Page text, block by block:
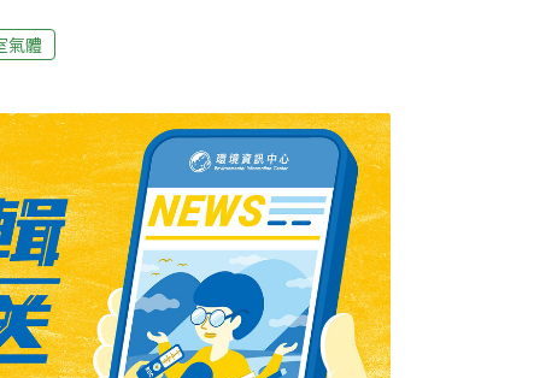
要重新思考。在之前的締約國大會會議
（已開發國家）及非附件一國家（其他國
將在這個團體中。環保署的官員表示，由
次大會根本就沒有出席發言的權利。在國
我國的二氧化碳排放情形或許不會如會員
球村的一員，或是國際環保團體的嚴格監
波「綠色301」經濟大風暴。
氣體